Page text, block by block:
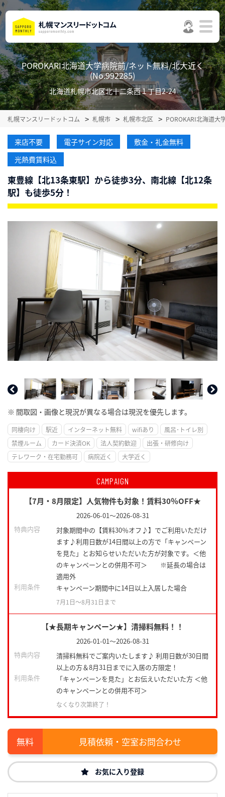
POROKARI北海道大学病院前/ネット無料/北大近く
(No.992285)
北海道札幌市北区北十二条西１丁目2-24
札幌マンスリードットコム 札幌市 札幌市北区 POROKARI北海道大
来店不要 電子サイン対応
敷金・礼金無料
光熱費賃料込
東豊線【北13条東駅】から徒歩3分、南北線【北12条
駅】も徒歩5分！
※ 間取図・画像と現況が異なる場合は現況を優先します。
同棲向け 駅近 インターネット無料 wifiあり
風呂･トイレ別
禁煙ルーム
カード決済OK 法人契約歓迎
出張・研修向け
テレワーク・在宅勤務可
病院近く 大学近く
CAMPAIGN
【7月・8月限定】人気物件も対象！賃料30％OFF★
2026-06-01～2026-08-31
特典内容
対象期間中の【賃料30％オフ♪】でご利用いただけ
ます♪利用日数が14日間以上の方で「キャンペーン
を見た」とお知らせいただいた方が対象です。＜他
のキャンペーンとの併用不可＞ ※延長の場合は
適用外
利用条件
キャンペーン期間中に14日以上入居した場合
7月1日〜8月31日まで
【★長期キャンペーン★】清掃料無料！！
2026-01-01～2026-08-31
特典内容
清掃料無料でご案内いたします♪ 利用日数が30日間
以上の方＆8月31日までに入居の方限定！
利用条件
「キャンペーンを見た」とお伝えいただいた方 ＜他
のキャンペーンとの併用不可＞
なくなり次第終了！
見積依頼・空室お問合わせ
お気に入り登録